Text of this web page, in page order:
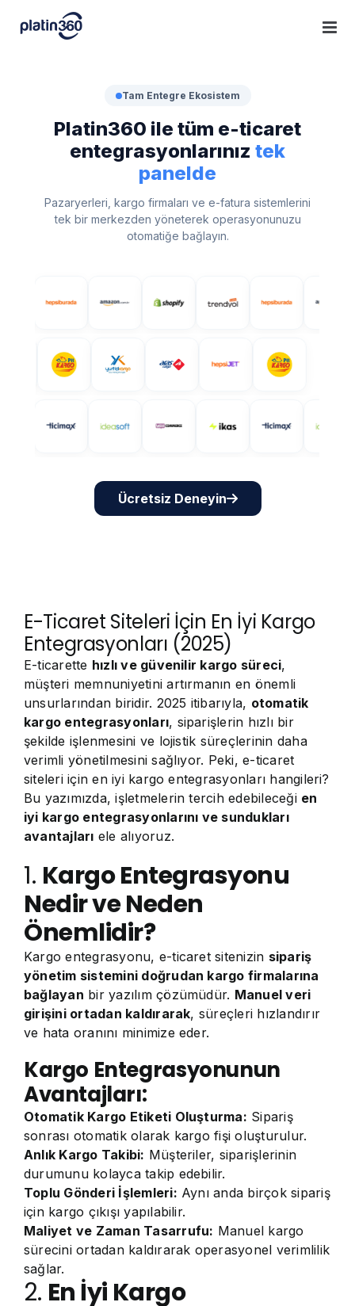
Tam Entegre Ekosistem
Platin360 ile tüm e-ticaret
entegrasyonlarınız tek
panelde
Pazaryerleri, kargo firmaları ve e-fatura sistemlerini
tek bir merkezden yöneterek operasyonunuzu
otomatiğe bağlayın.
Ücretsiz Deneyin
E-Ticaret Siteleri İçin En İyi Kargo
Entegrasyonları (2025)
E-ticarette hızlı ve güvenilir kargo süreci,
müşteri memnuniyetini artırmanın en önemli
unsurlarından biridir. 2025 itibarıyla, otomatik
kargo entegrasyonları, siparişlerin hızlı bir
şekilde işlenmesini ve lojistik süreçlerinin daha
verimli yönetilmesini sağlıyor. Peki, e-ticaret
siteleri için en iyi kargo entegrasyonları hangileri?
Bu yazımızda, işletmelerin tercih edebileceği en
iyi kargo entegrasyonlarını ve sundukları
avantajları ele alıyoruz.
1. Kargo Entegrasyonu
Nedir ve Neden
Önemlidir?
Kargo entegrasyonu, e-ticaret sitenizin sipariş
yönetim sistemini doğrudan kargo firmalarına
bağlayan bir yazılım çözümüdür. Manuel veri
girişini ortadan kaldırarak, süreçleri hızlandırır
ve hata oranını minimize eder.
Kargo Entegrasyonunun
Avantajları:
Otomatik Kargo Etiketi Oluşturma: Sipariş
sonrası otomatik olarak kargo fişi oluşturulur.
Anlık Kargo Takibi: Müşteriler, siparişlerinin
durumunu kolayca takip edebilir.
Toplu Gönderi İşlemleri: Aynı anda birçok sipariş
için kargo çıkışı yapılabilir.
Maliyet ve Zaman Tasarrufu: Manuel kargo
sürecini ortadan kaldırarak operasyonel verimlilik
sağlar.
2. En İyi Kargo